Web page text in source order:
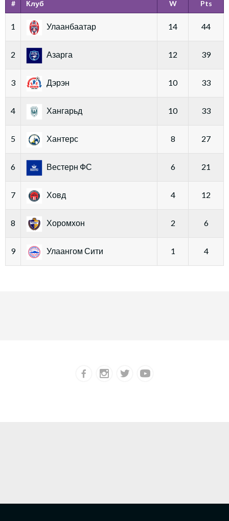
# Клуб W Pts
1 Улаанбаатар 14 44
2 Азарга 12 39
3 Дэрэн 10 33
4 Хангарьд 10 33
5 Хантерс 8 27
6 Вестерн ФС 6 21
7 Ховд 4 12
8 Хоромхон 2 6
9 Улаангом Сити 1 4